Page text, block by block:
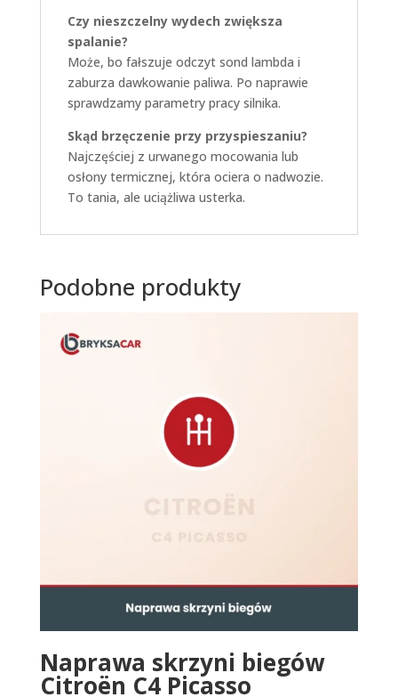
Czy nieszczelny wydech zwiększa
spalanie?
Może, bo fałszuje odczyt sond lambda i
zaburza dawkowanie paliwa. Po naprawie
sprawdzamy parametry pracy silnika.
Skąd brzęczenie przy przyspieszaniu?
Najczęściej z urwanego mocowania lub
osłony termicznej, która ociera o nadwozie.
To tania, ale uciążliwa usterka.
Podobne produkty
Naprawa skrzyni biegów
Citroën C4 Picasso